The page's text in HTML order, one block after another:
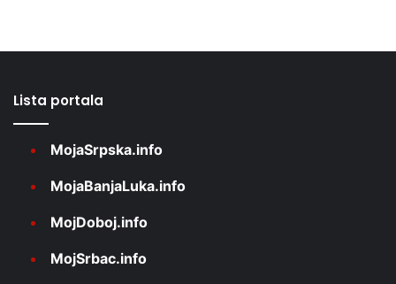
Lista portala
MojaSrpska.info
MojaBanjaLuka.info
MojDoboj.info
MojSrbac.info